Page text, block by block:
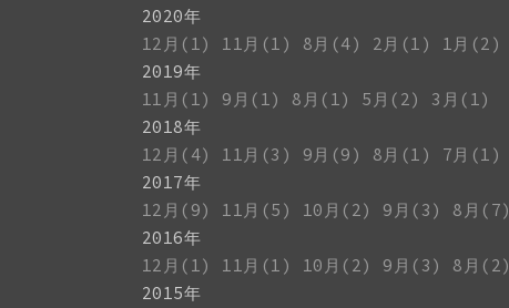
2020年
12月(1)
11月(1) 8月(4) 2月(1)
1月(2)
2019年
11月(1)
9月(1) 8月(1) 5月(2)
3月(1)
2018年
12月(4)
11月(3) 9月(9) 8月(1) 7月(1)
2017年
12月(9)
11月(5) 10月(2) 9月(3) 8月(7)
2016年
12月(1)
11月(1) 10月(2) 9月(3) 8月(2)
2015年